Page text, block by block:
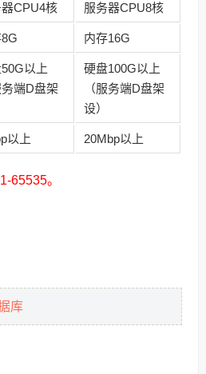
CPU4核 服务器CPU8核
内存16G
以上
务端D盘架
硬盘100G以上
（服务端D盘架
设）
以上 20Mbp以上
65535。
库